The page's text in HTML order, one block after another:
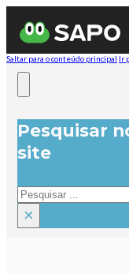
Saltar para o conteúdo principal Ir
Pesquisar
site
Pesquisar
×